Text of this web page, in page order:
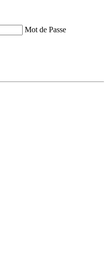
Mot de Passe